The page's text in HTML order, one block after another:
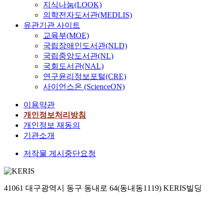
지식나눔(LOOK)
의학전자도서관(MEDLIS)
유관기관 사이트
교육부(MOE)
국립장애인도서관(NLD)
국립중앙도서관(NL)
국회도서관(NAL)
연구윤리정보포털(CRE)
사이언스온 (ScienceON)
이용약관
개인정보처리방침
개인정보 재동의
기관소개
저작물 게시중단요청
41061 대구광역시 동구 동내로 64(동내동1119) KERIS빌딩